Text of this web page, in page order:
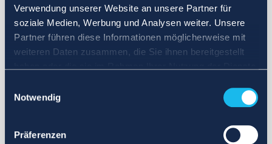
Verwendung unserer Website an unsere Partner für
soziale Medien, Werbung und Analysen weiter. Unsere
Partner führen diese Informationen möglicherweise mit
weiteren Daten zusammen, die Sie ihnen bereitgestellt
Notwendig
Präferenzen